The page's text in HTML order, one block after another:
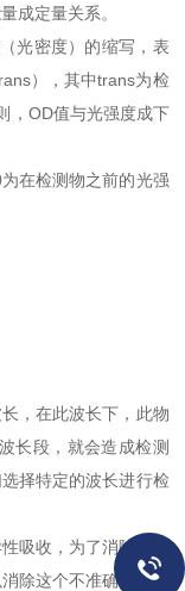
成定量关系。
光密度）的缩写，表
），其中trans为检
，OD值与光强度成下
为在检测物之前的光强
，在此波长下，此物
长段，就会造成检测
择特定的波长进行检
吸收，为了消除这种
除这个不准确性。在